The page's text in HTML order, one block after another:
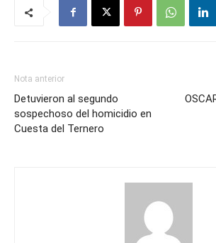
Nota anterior
Detuvieron al segundo
sospechoso del homicidio en
Cuesta del Ternero